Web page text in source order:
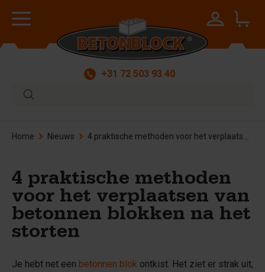
+31 72 503 93 40
Home Nieuws 4 praktische methoden voor het verplaatsen van betonnen blokken na het storten
4 praktische methoden
voor het verplaatsen van
betonnen blokken na het
storten
Je hebt net een betonnen blok ontkist. Het ziet er strak uit,